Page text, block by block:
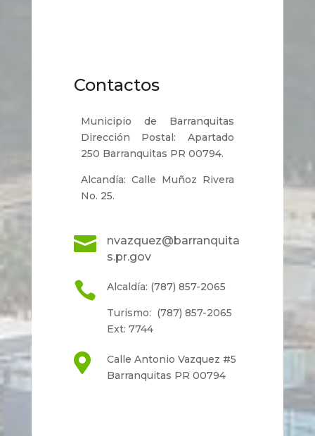
Contactos
Municipio de Barranquitas
Dirección Postal: Apartado
250 Barranquitas PR 00794.
Alcandía: Calle Muñoz Rivera
No. 25.

nvazquez@barranquita
s.pr.gov
 Alcaldía: (787) 857-2065
Turismo: (787) 857-2065
Ext: 7744

Calle Antonio Vazquez #5
Barranquitas PR 00794